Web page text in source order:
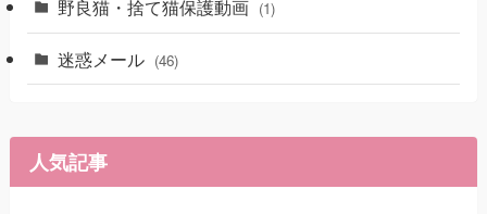
野良猫・捨て猫保護動画 (1)
迷惑メール (46)
人気記事